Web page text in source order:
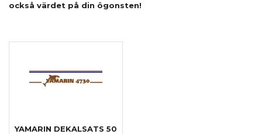
också värdet på din ögonsten!
YAMARIN DEKALSATS 50